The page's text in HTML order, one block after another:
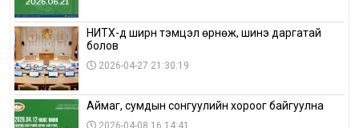
НИТХ-д ширүүн тэмцэл өрнөж, шинэ даргатай
болов
2026-04-27 21:30:19
Аймаг, сумдын сонгуулийн хороог байгуулна
2026-04-08 16:14:41